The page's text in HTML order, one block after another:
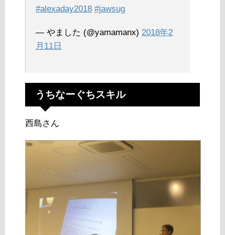
#alexaday2018 #jawsug
— やました (@yamamanx) 2018年2
月11日
うちなーぐちスキル
西島さん